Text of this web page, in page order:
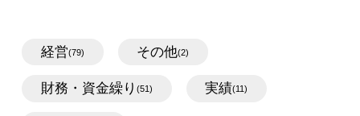
経営(79) その他(2)
財務・資金繰り (51) 実績(11)